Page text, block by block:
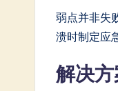
弱点并非失
溃时制定应
解决